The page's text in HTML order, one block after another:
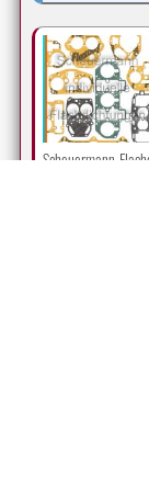
Scheuermann-